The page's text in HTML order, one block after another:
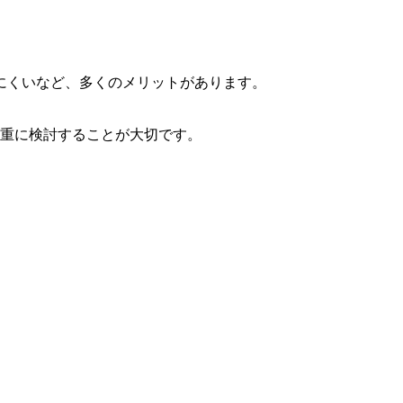
いなど、多くのメリットがあります。
に検討することが大切です。